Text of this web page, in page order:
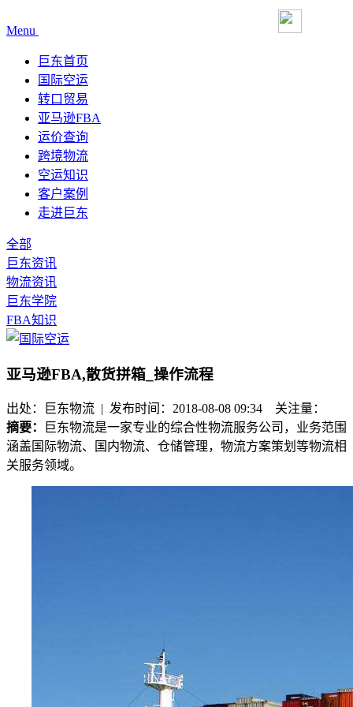
Menu
巨东首页
国际空运
转口贸易
亚马逊FBA
运价查询
跨境物流
空运知识
客户案例
走进巨东
全部
巨东资讯
物流资讯
巨东学院
FBA知识
亚马逊FBA,散货拼箱_操作流程
出处：巨东物流 | 发布时间：2018-08-08 09:34 关注量：
摘要：
巨东物流是一家专业的综合性物流服务公司，业务范围
涵盖国际物流、国内物流、仓储管理，物流方案策划等物流相
关服务领域。